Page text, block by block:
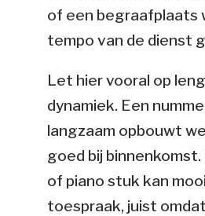
of een begraafplaats
tempo van de dienst
Let hier vooral op
dynamiek. Een
langzaam opbouwt
goed bij
of piano stuk kan
toespraak, juist